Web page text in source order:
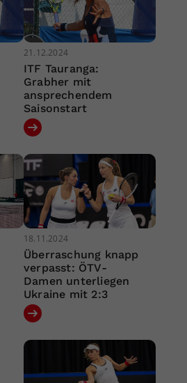
21.12.2024
ITF Tauranga:
Grabher mit
ansprechendem
Saisonstart
18.11.2024
Überraschung knapp
verpasst: ÖTV-
Damen unterliegen
Ukraine mit 2:3